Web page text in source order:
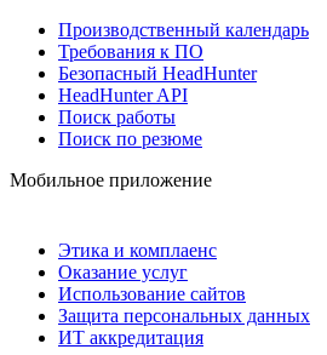
Производственный календарь
Требования к ПО
Безопасный HeadHunter
HeadHunter API
Поиск работы
Поиск по резюме
Мобильное приложение
Этика и комплаенс
Оказание услуг
Использование сайтов
Защита персональных данных
ИТ аккредитация